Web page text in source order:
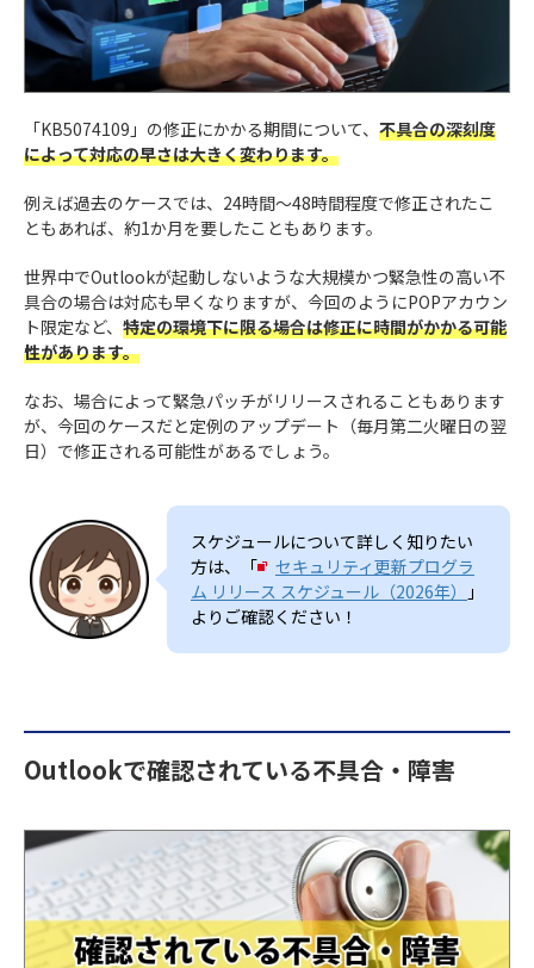
「KB5074109」の修正にかかる期間について、 不具合の深刻度
によって対応の早さは大きく変わります。
例えば過去のケースでは、24時間～48時間程度で修正されたこ
ともあれば、約1か月を要したこともあります。
世界中でOutlookが起動しないような大規模かつ緊急性の高い不
具合の場合は対応も早くなりますが、今回のようにPOPアカウン
ト限定など、 特定の環境下に限る場合は修正に時間がかかる可能
性があります。
なお、場合によって緊急パッチがリリースされることもあります
が、今回のケースだと定例のアップデート（毎月第二火曜日の翌
日）で修正される可能性があるでしょう。
スケジュールについて詳しく知りたい
方は、「
セキュリティ更新プログラ
ム リリース スケジュール（2026年）
」
よりご確認ください！
Outlookで確認されている不具合・障害